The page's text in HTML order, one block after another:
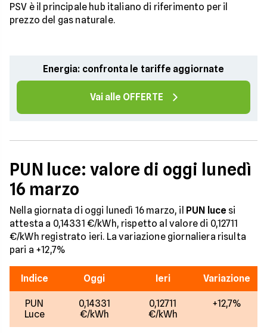
PSV è il principale hub italiano di riferimento per il
prezzo del gas naturale.
Energia: confronta le tariffe aggiornate
Vai alle OFFERTE
PUN luce: valore di oggi lunedì
16 marzo
Nella giornata di oggi lunedì 16 marzo, il PUN luce si
attesta a 0,14331 €/kWh, rispetto al valore di 0,12711
€/kWh registrato ieri. La variazione giornaliera risulta
pari a +12,7%
Indice Oggi Ieri Variazione
PUN
Luce
0,14331
€/kWh
0,12711
€/kWh
+12,7%